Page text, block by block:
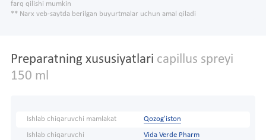
farq qilishi mumkin
** Narx veb-saytda berilgan buyurtmalar uchun amal qiladi
Preparatning xususiyatlari capillus spreyi
150 ml
Ishlab chiqaruvchi mamlakat Qozog'iston
Ishlab chiqaruvchi Vida Verde Pharm